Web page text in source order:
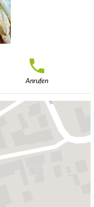
Anrufen